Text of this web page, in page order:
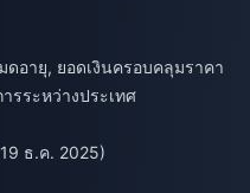
อายุ, ยอดเงินครอบคลุมราคา
รระหว่างประเทศ
ธ.ค. 2025)